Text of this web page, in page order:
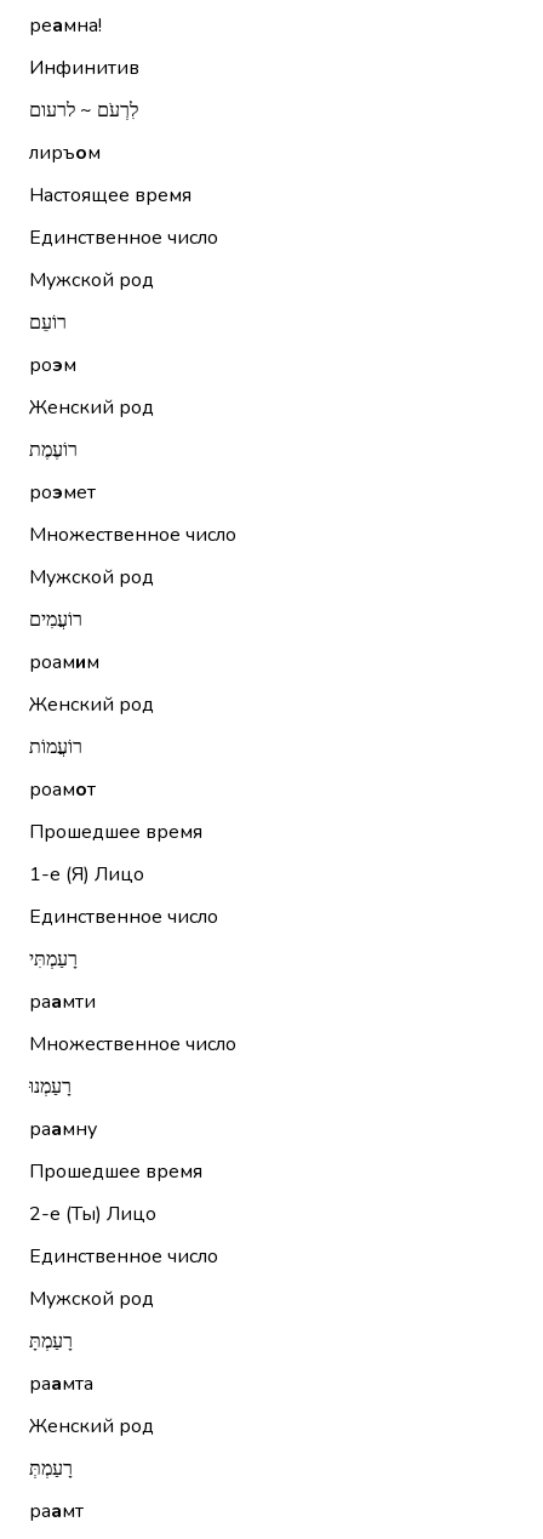
реамна!
Инфинитив
לִרְעֹם ~ לרעום
лиръом
Настоящее время
Единственное число
Мужской род
רוֹעֵם
роэм
Женский род
רוֹעֶמֶת
роэмет
Множественное число
Мужской род
רוֹעֲמִים
роамим
Женский род
רוֹעֲמוֹת
роамот
Прошедшее время
1-е (Я) Лицо
Единственное число
רָעַמְתִּי
раамти
Множественное число
רָעַמְנוּ
раамну
Прошедшее время
2-е (Ты) Лицо
Единственное число
Мужской род
רָעַמְתָּ
раамта
Женский род
רָעַמְתְּ
раамт